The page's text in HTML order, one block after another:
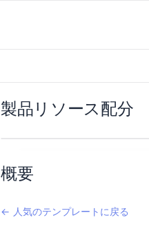
製品リソース配分
概要
← 人気のテンプレートに戻る